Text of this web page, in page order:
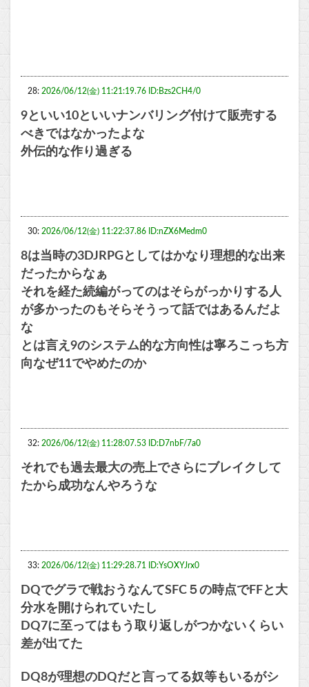
28: 2026/06/12(金) 11:21:19.76 ID:Bzs2CH4/0
9といい10といいナンバリング付けて販売する
べきではなかったよな
外伝的な作り過ぎる
30: 2026/06/12(金) 11:22:37.86 ID:nZX6Medm0
8は当時の3DJRPGとしてはかなり理想的な出来
だったからなぁ
それを経た続編がってのはそらがっかりする人
が多かったのもそらそうって話ではあるんだよ
な
とは言え9のシステム的な方向性は寧ろこっち方
向なぜ11でやめたのか
32: 2026/06/12(金) 11:28:07.53 ID:D7nbF/7a0
それでも過去最大の売上でさらにブレイクして
たから成功なんやろうな
33: 2026/06/12(金) 11:29:28.71 ID:YsOXYJrx0
DQでグラで戦おうなんてSFC５の時点でFFと大
分水を開けられていたし
DQ7に至ってはもう取り返しがつかないくらい
差が出てた
DQ8が理想のDQだと言ってる奴等もいるがシ